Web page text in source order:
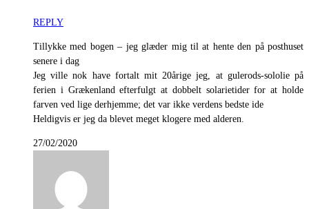
REPLY
Tillykke med bogen – jeg glæder mig til at hente den på posthuset
senere i dag
Jeg ville nok have fortalt mit 20årige jeg, at gulerods-sololie på
ferien i Grækenland efterfulgt at dobbelt solarietider for at holde
farven ved lige derhjemme; det var ikke verdens bedste ide
Heldigvis er jeg da blevet meget klogere med alderen.
27/02/2020